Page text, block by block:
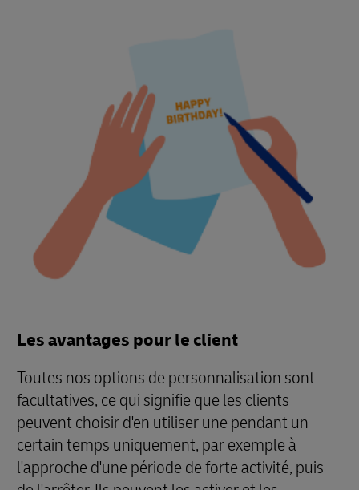
Les avantages pour le client
Toutes nos options de personnalisation sont
facultatives, ce qui signifie que les clients
peuvent choisir d'en utiliser une pendant un
certain temps uniquement, par exemple à
l'approche d'une période de forte activité, puis